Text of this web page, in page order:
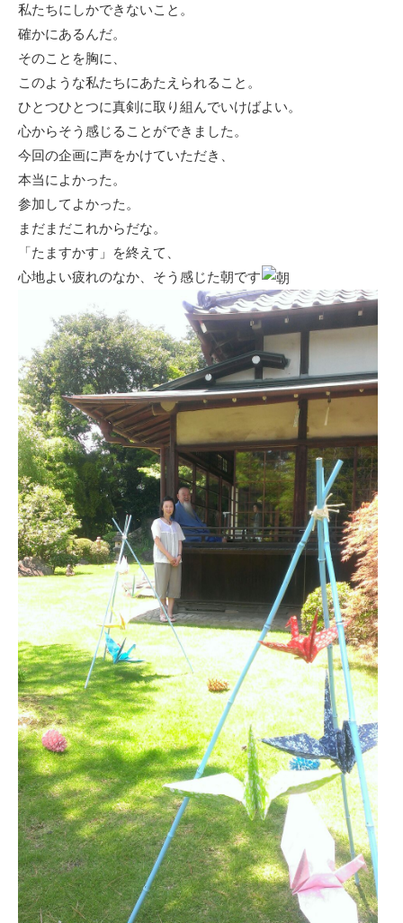
私たちにしかできないこと。
確かにあるんだ。
そのことを胸に、
このような私たちにあたえられること。
ひとつひとつに真剣に取り組んでいけばよい。
心からそう感じることができました。
今回の企画に声をかけていただき、
本当によかった。
参加してよかった。
まだまだこれからだな。
「たますかす」を終えて、
心地よい疲れのなか、そう感じた朝です